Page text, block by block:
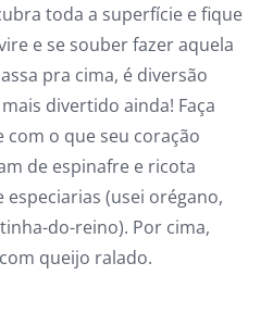
toda a superfície e fique
e se souber fazer aquela
pra cima, é diversão
divertido ainda! Faça
com o que seu coração
de espinafre e ricota
(usei orégano,
do-reino). Por cima,
queijo ralado.